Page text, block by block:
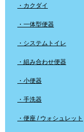
・カクダイ
・一体型便器
・システムトイレ
・組み合わせ便器
・小便器
・手洗器
・便座 / ウォシュレット